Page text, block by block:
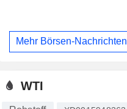
Mehr Börsen-Nachrichten
WTI